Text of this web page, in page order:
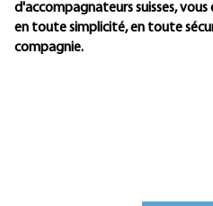
d'accompagnateurs suisses,
en toute simplicité, en toute
compagnie.